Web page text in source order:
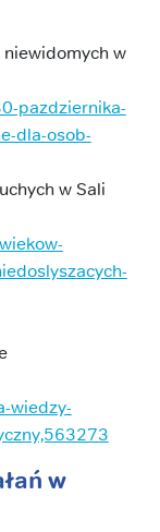
w
pazdziernika-
dla-osob-
w Sali
wiedzy-
w